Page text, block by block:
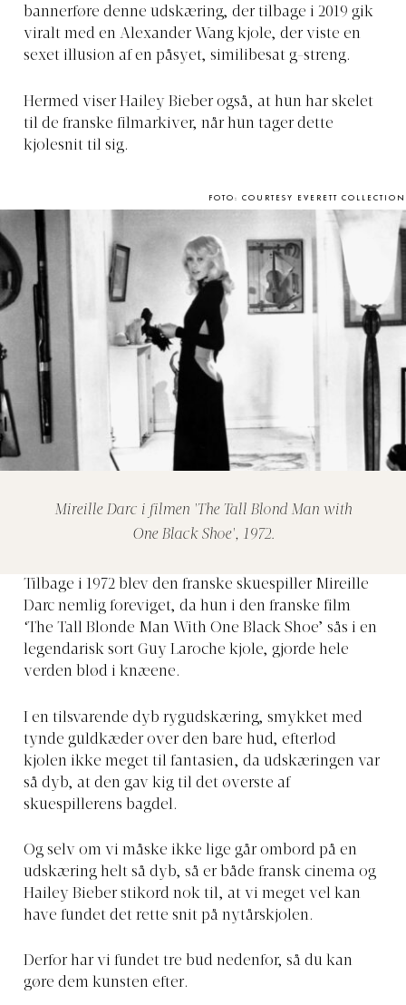
bannerføre denne udskæring, der tilbage i 2019 gik
viralt med en Alexander Wang kjole, der viste en
sexet illusion af en påsyet, similibesat g-streng.
Hermed viser Hailey Bieber også, at hun har skelet
til de franske filmarkiver, når hun tager dette
kjolesnit til sig.
FOTO: COURTESY EVERETT COLLECTION
Mireille Darc i filmen 'The Tall Blond Man with
One Black Shoe', 1972.
Tilbage i 1972 blev den franske skuespiller Mireille
Darc nemlig foreviget, da hun i den franske film
‘The Tall Blonde Man With One Black Shoe’ sås i en
legendarisk sort Guy Laroche kjole, gjorde hele
verden blød i knæene.
I en tilsvarende dyb rygudskæring, smykket med
tynde guldkæder over den bare hud, efterlod
kjolen ikke meget til fantasien, da udskæringen var
så dyb, at den gav kig til det øverste af
skuespillerens bagdel.
Og selv om vi måske ikke lige går ombord på en
udskæring helt så dyb, så er både fransk cinema og
Hailey Bieber stikord nok til, at vi meget vel kan
have fundet det rette snit på nytårskjolen.
Derfor har vi fundet tre bud nedenfor, så du kan
gøre dem kunsten efter.